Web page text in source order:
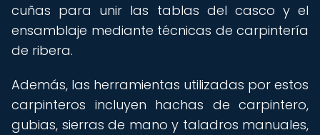
cuñas para unir las tablas del casco y el
ensamblaje mediante técnicas de carpintería
de ribera.
Además, las herramientas utilizadas por estos
carpinteros incluyen hachas de carpintero,
gubias, sierras de mano y taladros manuales,